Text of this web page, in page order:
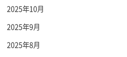
2025年10月
2025年9月
2025年8月